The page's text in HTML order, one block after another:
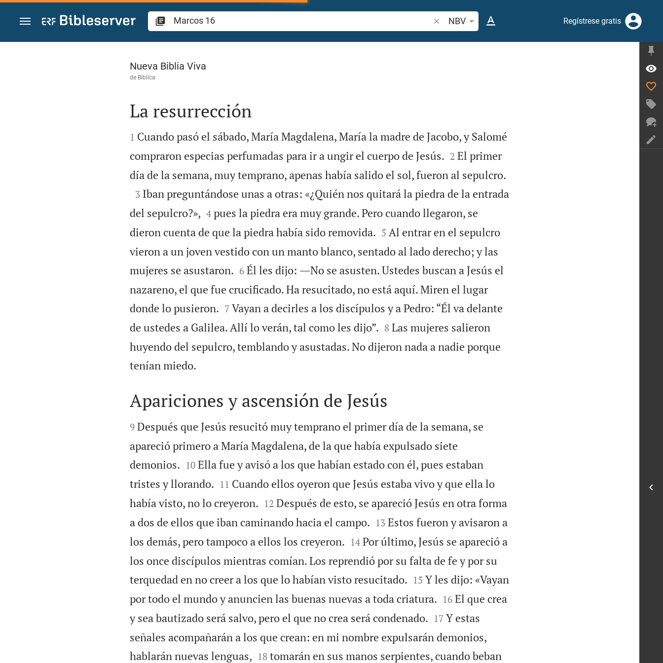
Ir a un contenido
Buscar versículo bíblico o palabra
NBV Regístrese gratis
Marcos 16
Nueva Biblia Viva
de Biblica

La resurrección

1 Cuando pasó el sábado, María Magdalena, María la madre de Jacobo, y Salomé
compraron especias perfumadas para ir a ungir el cuerpo de Jesús.
2 El primer
día de la semana, muy temprano, apenas había salido el sol, fueron al sepulcro.

3 Iban preguntándose unas a otras: «¿Quién nos quitará la piedra de la entrada
del sepulcro?»,
4 pues la piedra era muy grande. Pero cuando llegaron, se
dieron cuenta de que la piedra había sido removida.
5 Al entrar en el sepulcro
vieron a un joven vestido con un manto blanco, sentado al lado derecho; y las
mujeres se asustaron.
6 Él les dijo: ―No se asusten. Ustedes buscan a Jesús el
nazareno, el que fue crucificado. Ha resucitado, no está aquí. Miren el lugar
donde lo pusieron.
7 Vayan a decirles a los discípulos y a Pedro: “Él va delante
de ustedes a Galilea. Allí lo verán, tal como les dijo”.
8 Las mujeres salieron
huyendo del sepulcro, temblando y asustadas. No dijeron nada a nadie porque
tenían miedo.

Apariciones y ascensión de Jesús

9 Después que Jesús resucitó muy temprano el primer día de la semana, se
apareció primero a María Magdalena, de la que había expulsado siete
demonios.
10 Ella fue y avisó a los que habían estado con él, pues estaban
tristes y llorando.
11 Cuando ellos oyeron que Jesús estaba vivo y que ella lo
había visto, no lo creyeron.
12 Después de esto, se apareció Jesús en otra forma
a dos de ellos que iban caminando hacia el campo.
13 Estos fueron y avisaron a
los demás, pero tampoco a ellos los creyeron.
14 Por último, Jesús se apareció a
los once discípulos mientras comían. Los reprendió por su falta de fe y por su
terquedad en no creer a los que lo habían visto resucitado.
15 Y les dijo: «Vayan
por todo el mundo y anuncien las buenas nuevas a toda criatura.
16 El que crea
y sea bautizado será salvo, pero el que no crea será condenado.
17 Y estas
señales acompañarán a los que crean: en mi nombre expulsarán demonios,
hablarán nuevas lenguas, 

18 tomarán en sus manos serpientes, cuando beban